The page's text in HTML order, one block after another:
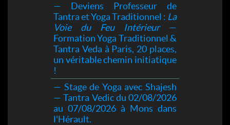
— Deviens Professeur de
Tantra et Yoga Traditionnel : La
Voie du Feu Intérieur—
Formation Yoga Traditionnel &
Tantra Veda à Paris, 20 places,
un véritable chemin initiatique
!
— Stage de Yoga avec Shajesh
— Tantra Vedic du 02/08/2026
au 07/08/2026 à Mons dans
l'Hérault.